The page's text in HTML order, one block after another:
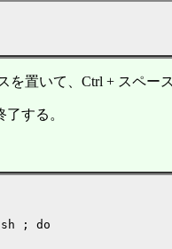
を置いて、Ctrl + スペー
する。